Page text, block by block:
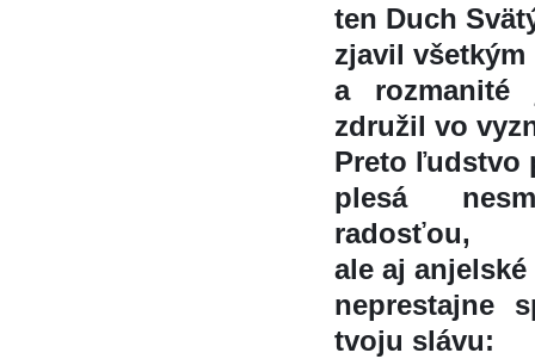
ten Duch
zjavil
a rozmanité
združil vo
Preto ľudstvo
plesá
radosťou,
ale aj
neprestajne
tvoju slávu: